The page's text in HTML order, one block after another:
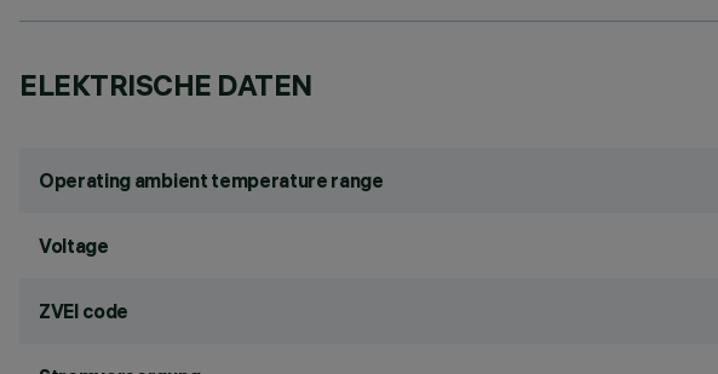
ELEKTRISCHE DATEN
Operating ambient temperature range
Voltage
ZVEI code